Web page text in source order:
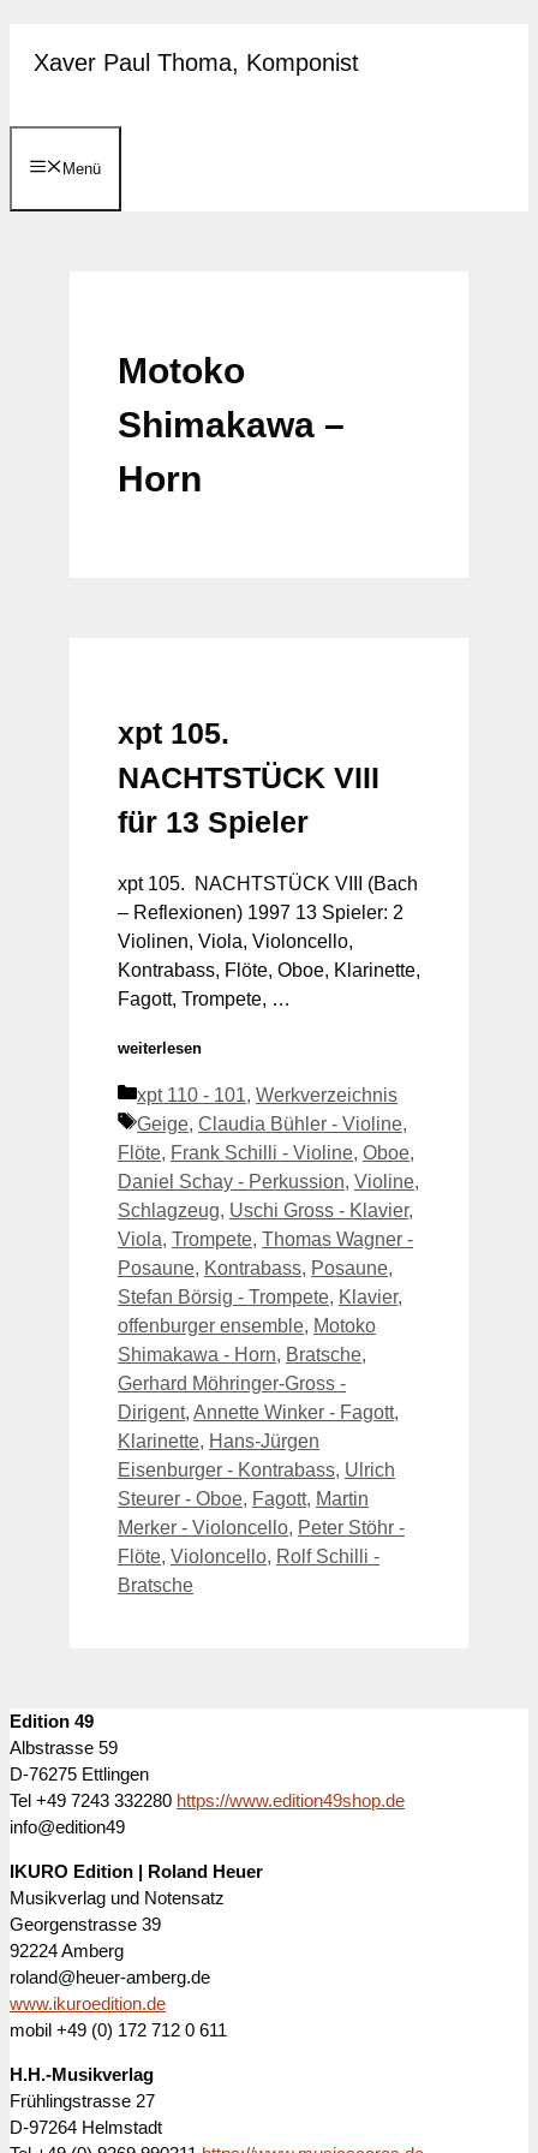
InhaltXaver Paul Thoma, Komponist
Menü
Motoko
Shimakawa –
Horn
xpt 105.
NACHTSTÜCK VIII
für 13 Spieler
xpt 105. NACHTSTÜCK VIII (Bach
– Reflexionen) 1997 13 Spieler: 2
Violinen, Viola, Violoncello,
Kontrabass, Flöte, Oboe, Klarinette,
Fagott, Trompete, …
weiterlesen
Kategorien
xpt 110 - 101, Werkverzeichnis
Schlagwörter
Geige, Claudia Bühler - Violine,
Flöte, Frank Schilli - Violine, Oboe,
Daniel Schay - Perkussion, Violine,
Schlagzeug, Uschi Gross - Klavier,
Viola, Trompete, Thomas Wagner -
Posaune, Kontrabass, Posaune,
Stefan Börsig - Trompete, Klavier,
offenburger ensemble, Motoko
Shimakawa - Horn, Bratsche,
Gerhard Möhringer-Gross -
Dirigent, Annette Winker - Fagott,
Klarinette, Hans-Jürgen
Eisenburger - Kontrabass, Ulrich
Steurer - Oboe, Fagott, Martin
Merker - Violoncello, Peter Stöhr -
Flöte, Violoncello, Rolf Schilli -
Bratsche
Edition 49
Albstrasse 59
D-76275 Ettlingen
Tel +49 7243 332280 https://www.edition49shop.de
info@edition49
IKURO Edition | Roland Heuer
Musikverlag und Notensatz
Georgenstrasse 39
92224 Amberg
roland@heuer-amberg.de
www.ikuroedition.de
mobil +49 (0) 172 712 0 611
H.H.-Musikverlag
Frühlingstrasse 27
D-97264 Helmstadt